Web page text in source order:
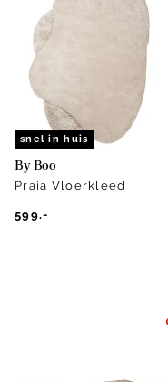
snel in huis
By Boo
Praia Vloerkleed
599.-